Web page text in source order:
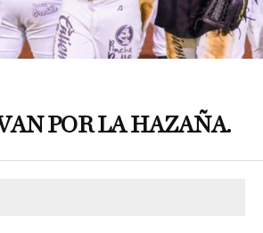
POR LA HAZAÑA.